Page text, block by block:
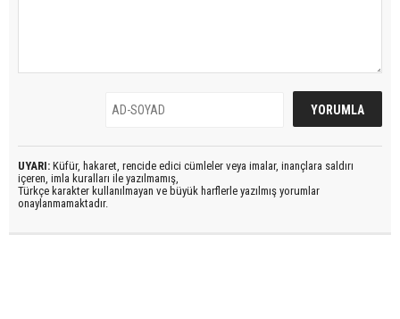
UYARI: Küfür, hakaret, rencide edici cümleler veya imalar, inançlara saldırı
içeren, imla kuralları ile yazılmamış,
Türkçe karakter kullanılmayan ve büyük harflerle yazılmış yorumlar
onaylanmamaktadır.